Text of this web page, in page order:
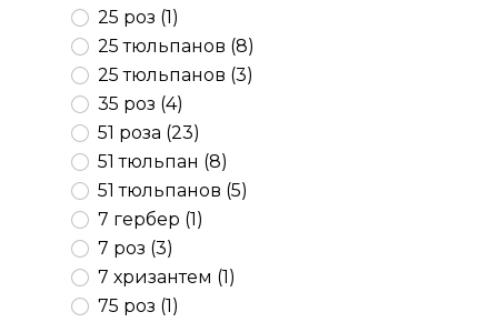
25 роз (1)
25 тюльпанов (8)
25 тюльпанов (3)
35 роз (4)
51 роза (23)
51 тюльпан (8)
51 тюльпанов (5)
7 гербер (1)
7 роз (3)
7 хризантем (1)
75 роз (1)